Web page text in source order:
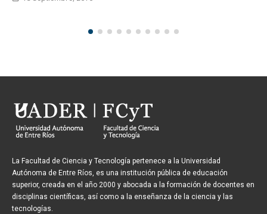
La Facultad de Ciencia y Tecnología pertenece a la Universidad
Autónoma de Entre Ríos, es una institución pública de educación
superior, creada en el año 2000 y abocada a la formación de docentes en
disciplinas científicas, así como a la enseñanza de la ciencia y las
tecnologías.